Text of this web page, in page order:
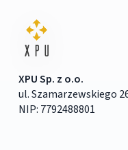
XPU Sp. z o.o.
ul. Szamarzewskiego
NIP: 7792488801